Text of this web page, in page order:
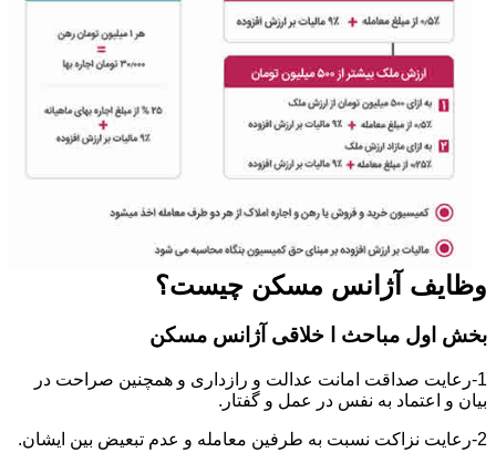
وظایف آژانس مسکن چیست؟
بخش اول مباحث ا خلاقی آژانس مسکن
1-رعایت صداقت امانت عدالت و رازداری و همچنین صراحت در
بیان و اعتماد به نفس در عمل و گفتار.
2-رعایت نزاکت نسبت به طرفین معامله و عدم تبعیض بین ایشان.